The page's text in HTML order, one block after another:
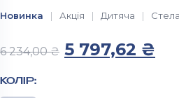
Новинка Акція Дитяча
6 234,00₴ 5 797,62 ₴
КОЛІР: